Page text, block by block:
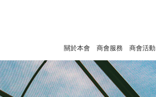
關於本會 商會服務 商會活動